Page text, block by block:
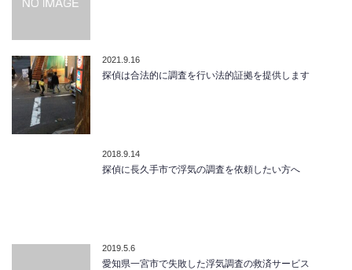
2021.9.16
探偵は合法的に調査を行い法的証拠を提供します
2018.9.14
探偵に長久手市で浮気の調査を依頼したい方へ
2019.5.6
愛知県一宮市で失敗した浮気調査の救済サービス